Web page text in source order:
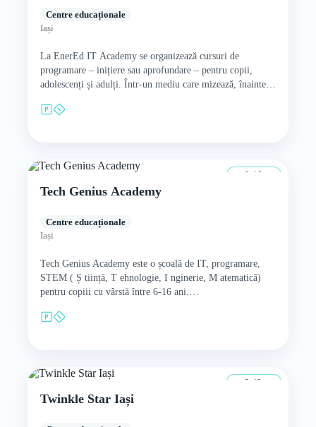
Centre educaționale
Iași
La EnerEd IT Academy se organizează cursuri de
programare – inițiere sau aprofundare – pentru copii,
adolescenți și adulți. Într-un mediu care mizează, înainte
6–16 ani
Tech Genius Academy
Centre educaționale
Iași
Tech Genius Academy este o școală de IT, programare,
STEM ( Ș tiință, T ehnologie, I nginerie, M atematică)
pentru copiii cu vârstă între 6-16 ani.…
3–12 ani
Twinkle Star Iași